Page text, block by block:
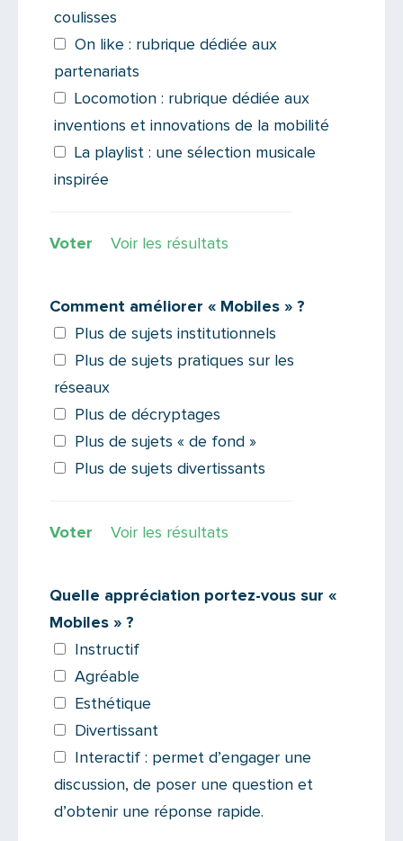
coulisses
On like : rubrique dédiée aux
partenariats
Locomotion : rubrique dédiée aux
inventions et innovations de la mobilité
La playlist : une sélection musicale
inspirée
Voir les résultats
Comment améliorer « Mobiles » ?
Plus de sujets institutionnels
Plus de sujets pratiques sur les
réseaux
Plus de décryptages
Plus de sujets « de fond »
Plus de sujets divertissants
Voir les résultats
Quelle appréciation portez-vous sur «
Mobiles » ?
Instructif
Agréable
Esthétique
Divertissant
Interactif : permet d’engager une
discussion, de poser une question et
d’obtenir une réponse rapide.